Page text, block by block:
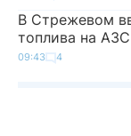
В Стрежевом
топлива на АЗС
09:43 4